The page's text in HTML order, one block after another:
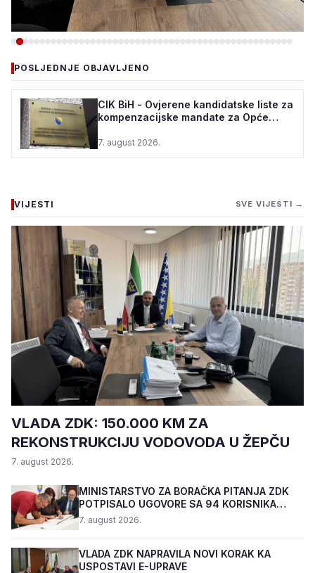
VLADA ZDK: 150.000 KM ZA
REKONSTRUKCIJU VODOVODA
U ŽEPČU
7. august 2026.•101 pregleda
POSLJEDNJE OBJAVLJENO
CIK BiH - Ovjerene kandidatske liste za
kompenzacijske mandate za Opće
7. august 2026.
VIJESTI SVE VIJESTI →
VLADA ZDK: 150.000 KM ZA
REKONSTRUKCIJU VODOVODA U ŽEPČU
7. august 2026.
MINISTARSTVO ZA BORAČKA PITANJA ZDK
POTPISALO UGOVORE SA 94 KORISNIKA
PROGRAMA "BIZNIS PL...
7. august 2026.
VLADA ZDK NAPRAVILA NOVI KORAK KA
USPOSTAVI E-UPRAVE